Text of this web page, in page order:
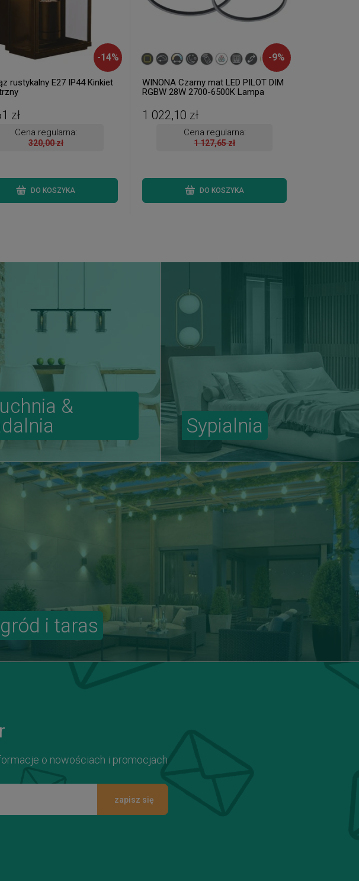
-14%
rustykalny E27 IP44 Kinkiet
zł
Cena regularna:
320,00 zł
DO KOSZYKA
-9%
WINONA Czarny mat LED PILOT DIM
RGBW 28W 2700-6500K Lampa
1 022,10 zł
Cena regularna:
1 127,65 zł
DO KOSZYKA
&
Sypialnia
i taras
o nowościach i promocjach
zapisz się